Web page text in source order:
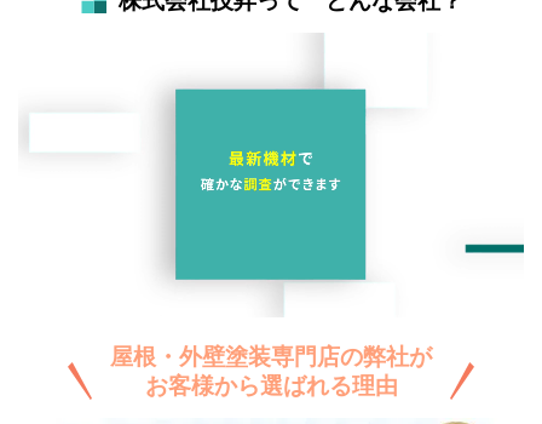
屋根・外壁塗装専門店の弊社が
お客様から選ばれる理由